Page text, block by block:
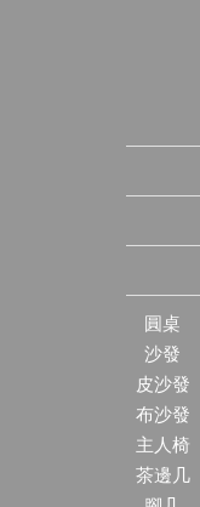
圓桌
沙發
皮沙發
布沙發
主人椅
茶邊几